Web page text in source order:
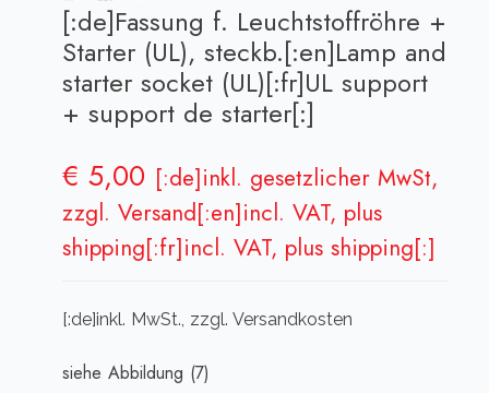
[:de]Fassung f. Leuchtstoffröhre +
Starter (UL), steckb.[:en]Lamp and
starter socket (UL)[:fr]UL support
+ support de starter[:]
€ 5,00 [:de]inkl. gesetzlicher MwSt,
zzgl. Versand[:en]incl. VAT, plus
shipping[:fr]incl. VAT, plus shipping[:]
[:de]inkl. MwSt., zzgl. Versandkosten
siehe Abbildung (7)